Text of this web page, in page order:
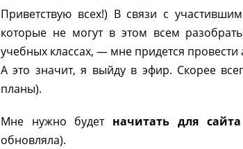
Приветствую всех!) В связи с
которые не могут в этом всем
учебных классах, — мне придется провести
А это значит, я выйду в эфир. Скорее
планы).
Мне нужно будет начитать для
обновляла).